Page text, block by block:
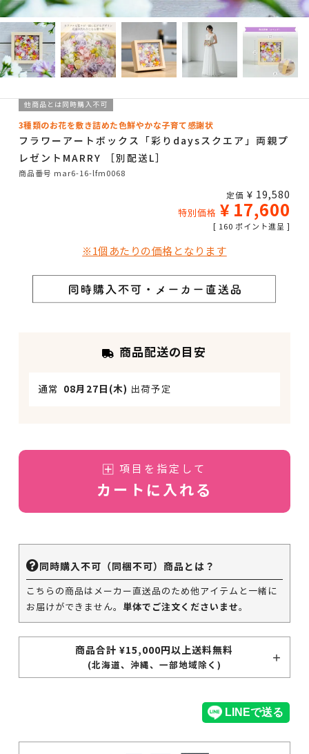
他商品とは同時購入不可
3種類のお花を敷き詰めた色鮮やかな子育て感謝状
フラワーアートボックス「彩りdaysスクエア」両親プ
レゼントMARRY ［別配送L］
商品番号 mar6-16-lfm0068
定価 ¥ 19,580
特別価格 ¥ 17,600
[ 160 ポイント進呈 ]
※1個あたりの価格となります
商品配送の目安
通常 08月27日(木) 出荷予定
項目を指定して
カートに入れる
同時購入不可（同梱不可）商品とは？
こちらの商品はメーカー直送品のため他アイテムと一緒に
お届けができません。 単体でご注文くださいませ。
商品合計 ¥15,000円以上送料無料
(北海道、沖縄、一部地域除く)